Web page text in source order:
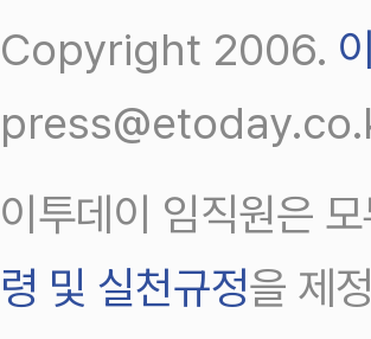
Copyright 2006.
이투데이 임직원은
령 및 실천규정을 제